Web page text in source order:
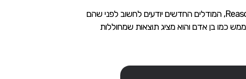
השם R1 מגיע מהמילה Reasoning, המודלים החדשים יודעים לחשוב לפני שהם
כמו בן אדם והוא מציג תוצאות שמחוללות